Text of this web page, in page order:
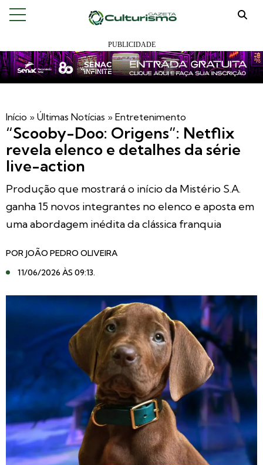
Início » Últimas Notícias » Entretenimento
“Scooby-Doo: Origens”: Netflix
revela elenco e detalhes da série
live-action
Produção que mostrará o início da Mistério S.A.
ganha 15 novos integrantes no elenco e aposta em
uma abordagem inédita da clássica franquia
POR JOÃO PEDRO OLIVEIRA
11/06/2026 ÀS 09:13.